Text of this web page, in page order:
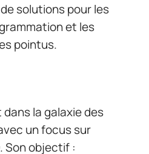
solutions pour les
et les
pointus.
dans la galaxie des
un focus sur
Son objectif :